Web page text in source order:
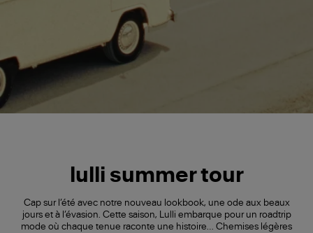
lulli summer tour
Cap sur l’été avec notre nouveau lookbook, une ode aux beaux
jours et à l’évasion. Cette saison, Lulli embarque pour un roadtrip
mode où chaque tenue raconte une histoire… Chemises légères